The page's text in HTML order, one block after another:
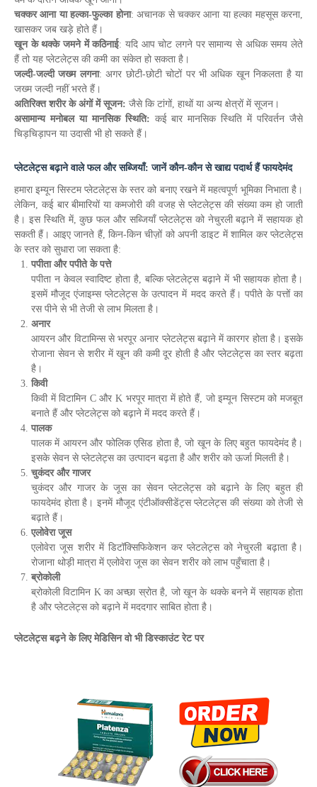
चक्कर आना या हल्का-फुल्का होना: अचानक से चक्कर आना या हल्का महसूस करना,
खासकर जब खड़े होते हैं।
खून के थक्के जमने में कठिनाई: यदि आप चोट लगने पर सामान्य से अधिक समय लेते
हैं तो यह प्लेटलेट्स की कमी का संकेत हो सकता है।
जल्दी-जल्दी जख्म लगना: अगर छोटी-छोटी चोटों पर भी अधिक खून निकलता है या
जख्म जल्दी नहीं भरते हैं।
अतिरिक्त शरीर के अंगों में सूजन: जैसे कि टांगों, हाथों या अन्य क्षेत्रों में सूजन।
असामान्य मनोबल या मानसिक स्थिति: कई बार मानसिक स्थिति में परिवर्तन जैसे
चिड़चिड़ापन या उदासी भी हो सकते हैं।
प्लेटलेट्स बढ़ाने वाले फल और सब्जियाँ: जानें कौन-कौन से खाद्य पदार्थ हैं फायदेमंद
हमारा इम्यून सिस्टम प्लेटलेट्स के स्तर को बनाए रखने में महत्वपूर्ण भूमिका निभाता है।
लेकिन, कई बार बीमारियों या कमजोरी की वजह से प्लेटलेट्स की संख्या कम हो जाती
है। इस स्थिति में, कुछ फल और सब्जियाँ प्लेटलेट्स को नेचुरली बढ़ाने में सहायक हो
सकती हैं। आइए जानते हैं, किन-किन चीज़ों को अपनी डाइट में शामिल कर प्लेटलेट्स
के स्तर को सुधारा जा सकता है:
पपीता और पपीते के पत्ते
पपीता न केवल स्वादिष्ट होता है, बल्कि प्लेटलेट्स बढ़ाने में भी सहायक होता है।
इसमें मौजूद एंजाइम्स प्लेटलेट्स के उत्पादन में मदद करते हैं। पपीते के पत्तों का
रस पीने से भी तेजी से लाभ मिलता है।
अनार
आयरन और विटामिन्स से भरपूर अनार प्लेटलेट्स बढ़ाने में कारगर होता है। इसके
रोजाना सेवन से शरीर में खून की कमी दूर होती है और प्लेटलेट्स का स्तर बढ़ता
है।
किवी
किवी में विटामिन C और K भरपूर मात्रा में होते हैं, जो इम्यून सिस्टम को मजबूत
बनाते हैं और प्लेटलेट्स को बढ़ाने में मदद करते हैं।
पालक
पालक में आयरन और फोलिक एसिड होता है, जो खून के लिए बहुत फायदेमंद है।
इसके सेवन से प्लेटलेट्स का उत्पादन बढ़ता है और शरीर को ऊर्जा मिलती है।
चुकंदर और गाजर
चुकंदर और गाजर के जूस का सेवन प्लेटलेट्स को बढ़ाने के लिए बहुत ही
फायदेमंद होता है। इनमें मौजूद एंटीऑक्सीडेंट्स प्लेटलेट्स की संख्या को तेजी से
बढ़ाते हैं।
एलोवेरा जूस
एलोवेरा जूस शरीर में डिटॉक्सिफिकेशन कर प्लेटलेट्स को नेचुरली बढ़ाता है।
रोजाना थोड़ी मात्रा में एलोवेरा जूस का सेवन शरीर को लाभ पहुँचाता है।
ब्रोकोली
ब्रोकोली विटामिन K का अच्छा स्रोत है, जो खून के थक्के बनने में सहायक होता
है और प्लेटलेट्स को बढ़ाने में मददगार साबित होता है।
प्लेटलेट्स बढ़ने के लिए मेडिसिन वो भी डिस्काउंट रेट पर